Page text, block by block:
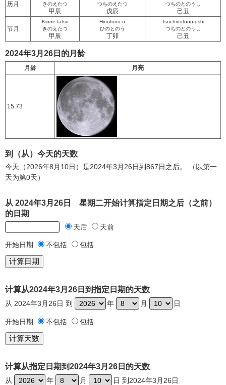
历月
きのえたつ
甲辰
つちのえたつ
戊辰
つちのとのうし
己丑
节月
Kinoe-tatsu
きのえたつ
甲辰
Hinotono-u
ひのとのう
丁卯
Tsuchinotono-ushi
つちのとのうし
己丑
2024年3月26日的月龄
月龄 月亮
15.73
到（从）今天的天数
今天（2026年8月10日）是2024年3月26日到867日之后。 （以第一
天为第0天）
从 2024年3月26日 星期二开始计算指定日期之后（之前）
的日期
天后 天前
开始日期 不包括 包括
计算从2024年3月26日到指定日期的天数
从 2024年3月26日 到 年 月 日
开始日期 不包括 包括
计算从指定日期到2024年3月26日的天数
从 年 月 日 到2024年3月26日